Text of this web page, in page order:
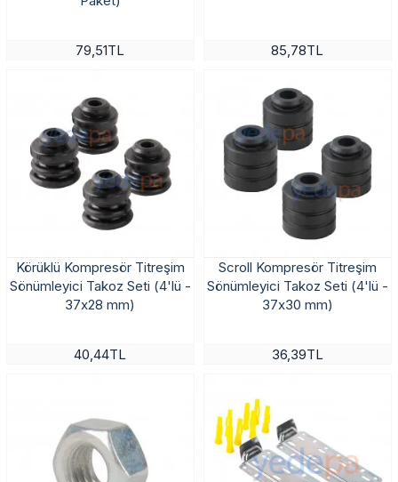
79,51TL 85,78TL
Körüklü Kompresör Titreşim
Sönümleyici Takoz Seti (4'lü -
37x28 mm)
40,44TL
Scroll Kompresör Titreşim
Sönümleyici Takoz Seti (4'lü -
37x30 mm)
36,39TL